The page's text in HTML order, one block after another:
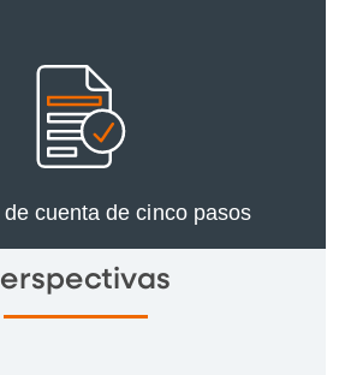
cuenta de cinco pasos